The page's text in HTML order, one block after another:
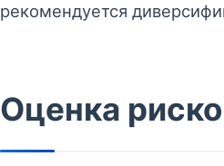
рекомендуется
Оценка